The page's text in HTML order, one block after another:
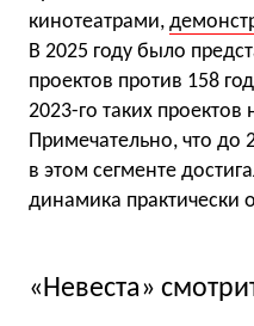
кинотеатрами,
В 2025 году было
проектов против 158
2023-го таких проектов
Примечательно, что до
в этом сегменте
динамика практически
«Невеста»